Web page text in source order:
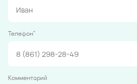
Телефон*
Комментарий